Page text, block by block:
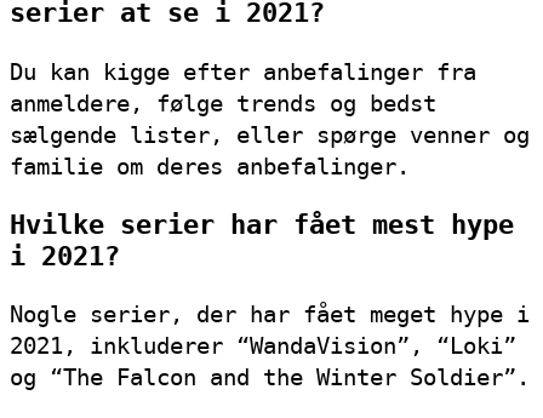
serier at se i 2021?
Du kan kigge efter anbefalinger fra
anmeldere, følge trends og bedst
sælgende lister, eller spørge venner og
familie om deres anbefalinger.
Hvilke serier har fået mest hype
i 2021?
Nogle serier, der har fået meget hype i
2021, inkluderer “WandaVision”, “Loki”
og “The Falcon and the Winter Soldier”.